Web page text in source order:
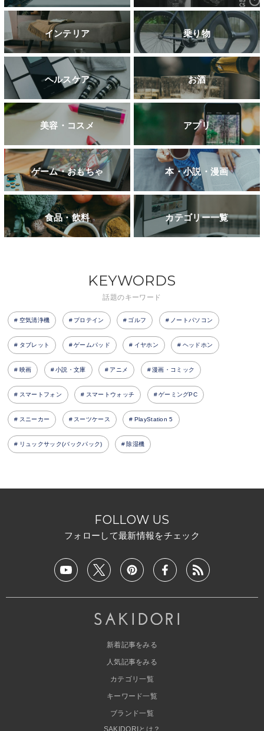
インテリア 乗り物
ヘルスケア お酒
美容・コスメ アプリ
ゲーム・おもちゃ 本・小説・漫画
食品・飲料 カテゴリー一覧
KEYWORDS
話題のキーワード
空気清浄機 プロテイン ゴルフ ノートパソコン
タブレット ゲームパッド イヤホン ヘッドホン
映画 小説・文庫 アニメ 漫画・コミック
スマートフォン スマートウォッチ ゲーミングPC
スニーカー スーツケース PlayStation 5
リュックサック(バックパック) 除湿機
FOLLOW US
フォローして最新情報をチェック
新着記事をみる
人気記事をみる
カテゴリ一覧
キーワード一覧
ブランド一覧